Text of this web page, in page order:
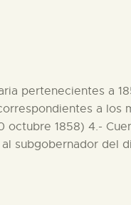
pertenecientes a
a los
1858) 4.-
subgobernador del